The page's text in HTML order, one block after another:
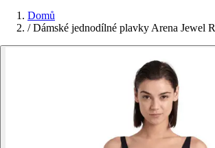
Domů
/ Dámské jednodílné plavky Arena Jewel R